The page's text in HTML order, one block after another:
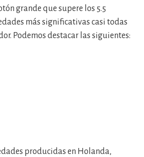
grande que supere los 5.5
más significativas casi todas
Podemos destacar las siguientes:
producidas en Holanda,